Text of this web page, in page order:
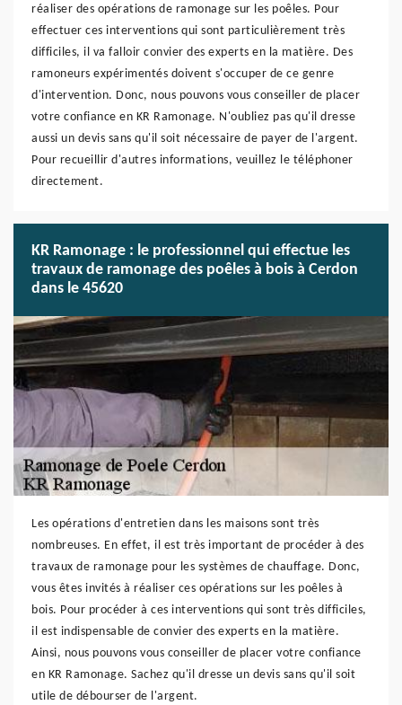
réaliser des opérations de ramonage sur les poêles. Pour
effectuer ces interventions qui sont particulièrement très
difficiles, il va falloir convier des experts en la matière. Des
ramoneurs expérimentés doivent s'occuper de ce genre
d'intervention. Donc, nous pouvons vous conseiller de placer
votre confiance en KR Ramonage. N'oubliez pas qu'il dresse
aussi un devis sans qu'il soit nécessaire de payer de l'argent.
Pour recueillir d'autres informations, veuillez le téléphoner
directement.
KR Ramonage : le professionnel qui effectue les
travaux de ramonage des poêles à bois à Cerdon
dans le 45620
Les opérations d'entretien dans les maisons sont très
nombreuses. En effet, il est très important de procéder à des
travaux de ramonage pour les systèmes de chauffage. Donc,
vous êtes invités à réaliser ces opérations sur les poêles à
bois. Pour procéder à ces interventions qui sont très difficiles,
il est indispensable de convier des experts en la matière.
Ainsi, nous pouvons vous conseiller de placer votre confiance
en KR Ramonage. Sachez qu'il dresse un devis sans qu'il soit
utile de débourser de l'argent.